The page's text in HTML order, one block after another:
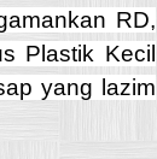
RD,
Plastik Kecil
yang lazim